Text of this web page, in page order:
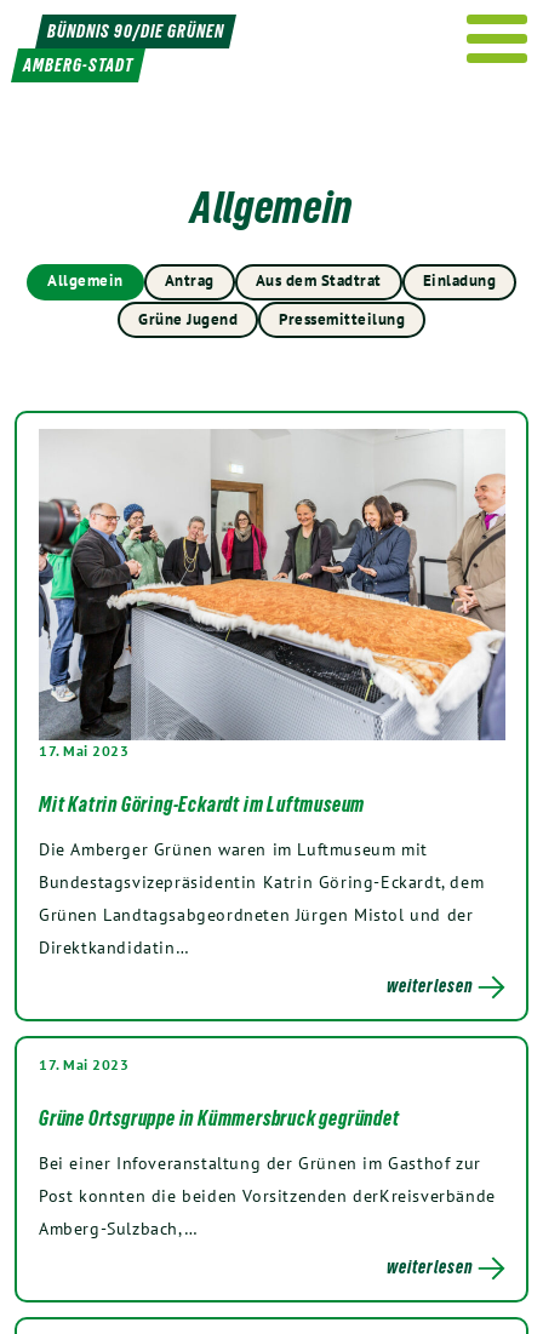
Weiter
zum
Inhalt
BÜNDNIS 90/DIE GRÜNEN
AMBERG-STADT
Allgemein
Allgemein Antrag Aus dem Stadtrat
Einladung
Grüne Jugend
Pressemitteilung
17. Mai 2023
Mit Katrin Göring-Eckardt im Luftmuseum
Die Amberger Grünen waren im Luftmuseum mit
Bundestagsvizepräsidentin Katrin Göring-Eckardt, dem
Grünen Landtagsabgeordneten Jürgen Mistol und der
Direktkandidatin…
weiterlesen
17. Mai 2023
Grüne Ortsgruppe in Kümmersbruck gegründet
Bei einer Infoveranstaltung der Grünen im Gasthof zur
Post konnten die beiden Vorsitzenden derKreisverbände
Amberg-Sulzbach,…
weiterlesen